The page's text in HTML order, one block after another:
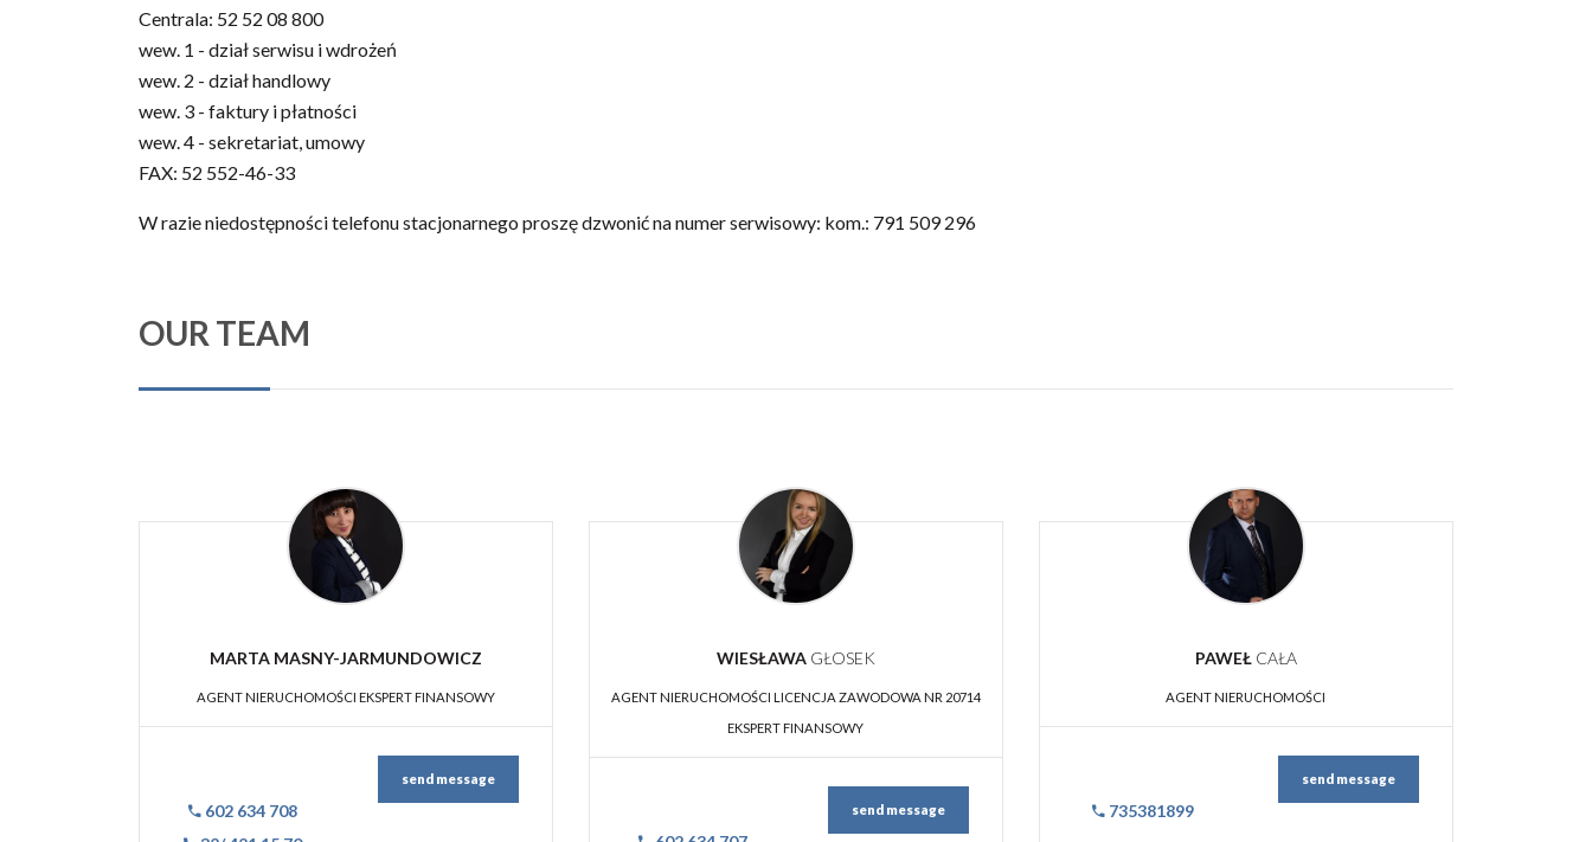
Centrala: 52 52 08 800
wew. 1 - dział serwisu i wdrożeń
wew. 2 - dział handlowy
wew. 3 - faktury i płatności
wew. 4 - sekretariat, umowy
FAX: 52 552-46-33
W razie niedostępności telefonu stacjonarnego proszę dzwonić na numer serwisowy: kom.: 791 509 296
OUR TEAM
MARTA MASNY-JARMUNDOWICZ
AGENT NIERUCHOMOŚCI EKSPERT FINANSOWY
602 634 708
send message
WIESŁAWA GŁOSEK
AGENT NIERUCHOMOŚCI LICENCJA ZAWODOWA NR 20714
EKSPERT FINANSOWY
send message
PAWEŁ CAŁA
AGENT NIERUCHOMOŚCI
735381899
send message